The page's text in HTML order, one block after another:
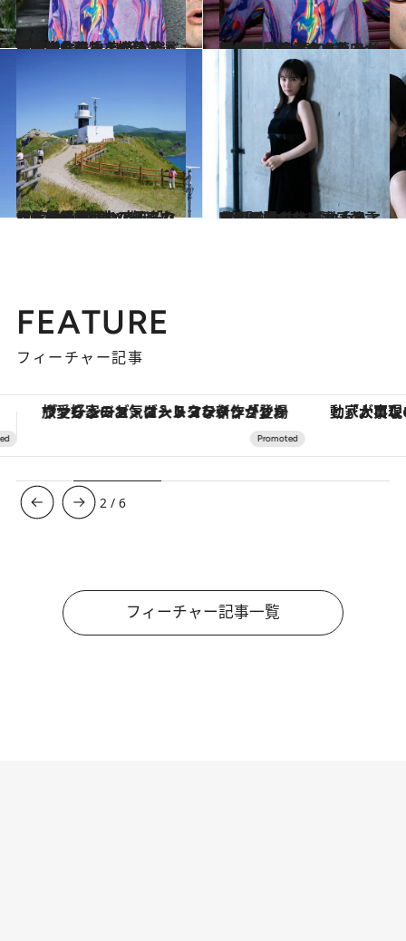
2023.8.8
事故物件住みます芸人・松原タニシ氏 身近な食べ物に潜む恐さを描いた 『恐い食べ物』から厳選恐怖【4選】
カルチャー 2023.8.8
「孤独死遺体の血や肉が還った土で 育てました」事故物件住みます芸人・松原タニシが食べた、カイワレの味
カルチャー
2023.9.16
源義経を慕ったアイヌの女性が後を 追い身を投げ…“女人禁制”の岬と なった神威岬灯台の知られざる絶景
旅＆お出かけ 2023.9.7
吉岡里帆がドラマ「落日」撮影中に 「救われた」と語る北川景子の言葉 「このままでいようと自信が持てた」
カルチャー
FEATURE
フィーチャー記事
「大事なのは地域の意識を変えること」。ロレックス賞受賞の自然保護活動家が実現させたナイジェリアの自然環境の復活 【銀座で出合う最旬美容】美髪ケアや上質
3 /6
フィーチャー記事一覧